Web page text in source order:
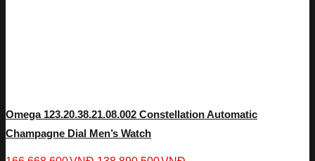
Omega 123.20.38.21.08.002 Constellation Automatic
Champagne Dial Men’s Watch